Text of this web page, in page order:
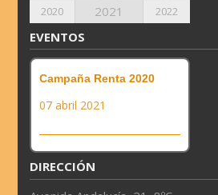
2020 2021 2022
EVENTOS
Campaña Renta 2020
07 abril 2021
DIRECCIÓN